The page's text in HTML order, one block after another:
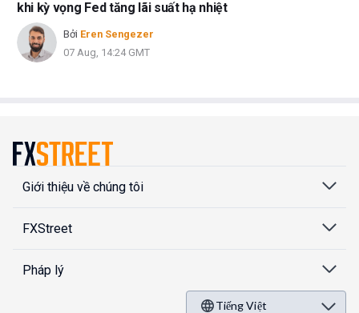
khi kỳ vọng Fed tăng lãi suất hạ nhiệt
Bởi Eren Sengezer
07 Aug, 14:24 GMT
Giới thiệu về chúng tôi
FXStreet
Pháp lý
Tiếng Việt